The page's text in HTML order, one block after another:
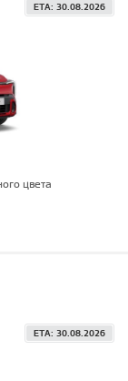
ETA: 30.08.2026
цвета
ETA: 30.08.2026